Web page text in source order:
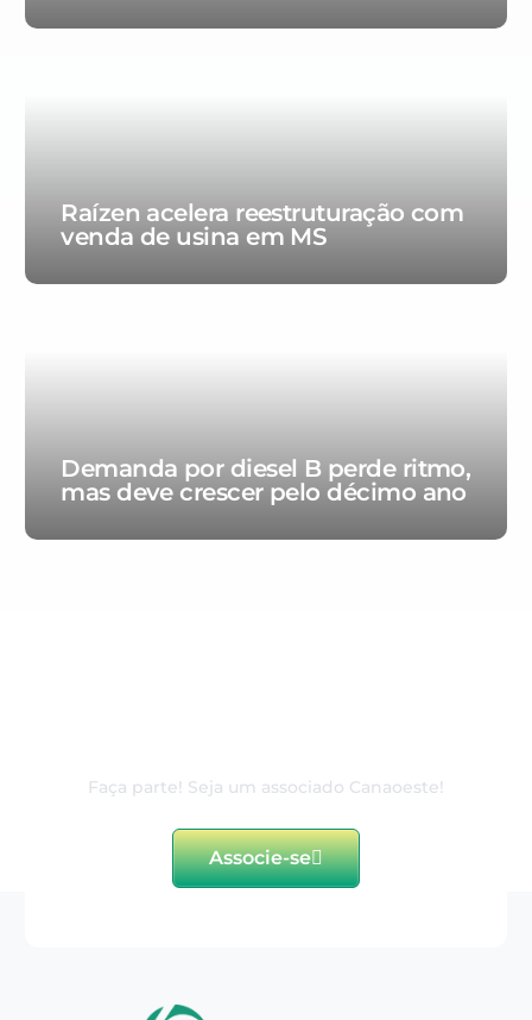
Raízen acelera reestruturação com
venda de usina em MS
Demanda por diesel B perde ritmo,
mas deve crescer pelo décimo ano
Faça parte! Seja um associado Canaoeste!
Associe-se